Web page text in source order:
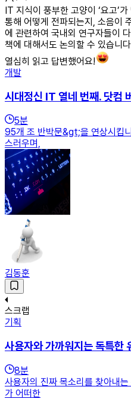
IT 지식이 풍부한 고양이 ‘요고’
통해 어떻게 전파되는지, 소음이
에 관련하여 국내외 연구자들이
책에 대해서도 논의할 수 있습니
열심히 읽고 답변했어요!
개발
시대정신 IT 열네 번째. 닷컴
5분
95개 조 반박문&gt;을 연상시킵
스러우며,
김동훈
스크랩
기획
사용자와 가까워지는 독특한
8분
사용자의 진짜 목소리를 찾아내
가 어떠한